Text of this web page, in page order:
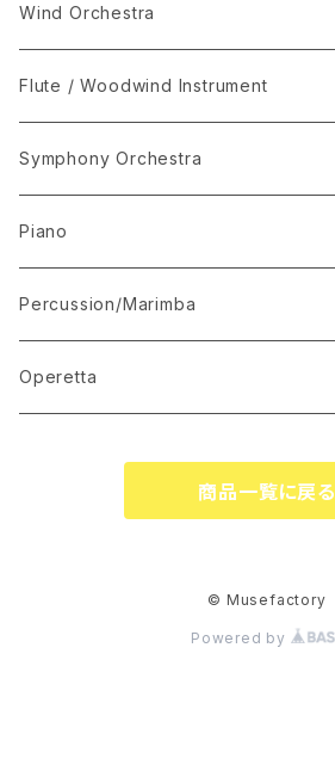
I-Musici
"The Enchanted Forest"
“The Lark in the Clear Air”
Mandolin Solo
Recommended for Competition
Suite(Set Collection)
Wind Orchestra
Flute / Woodwind Instrument
KARAOKE
Symphony Orchestra
Piano
Percussion/Marimba
Operetta
商品一覧に戻る
© Musefactory
Powered by